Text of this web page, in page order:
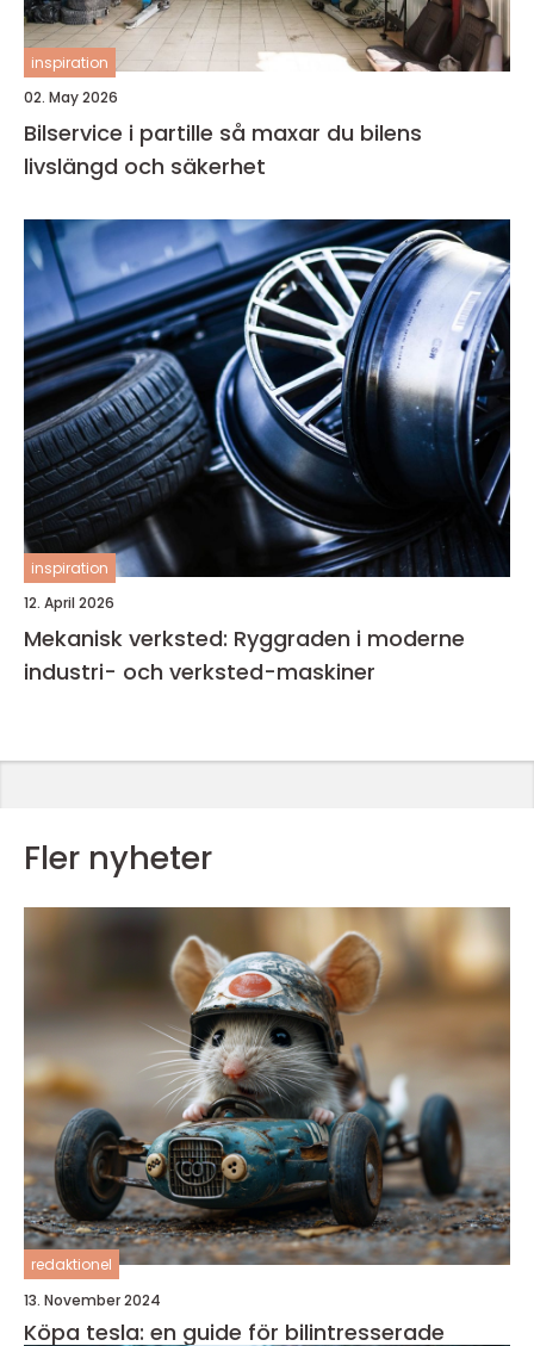
inspiration
02. May 2026
Bilservice i partille så maxar du bilens
livslängd och säkerhet
inspiration
12. April 2026
Mekanisk verksted: Ryggraden i moderne
industri- och verksted-maskiner
Fler nyheter
redaktionel
13. November 2024
Köpa tesla: en guide för bilintresserade